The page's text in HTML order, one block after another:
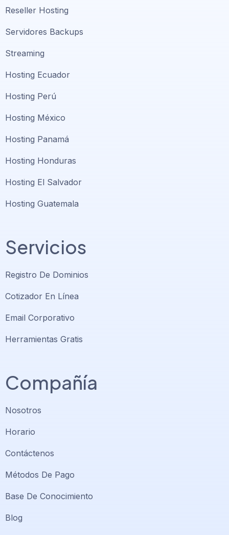
Reseller Hosting
Servidores Backups
Streaming
Hosting Ecuador
Hosting Perú
Hosting México
Hosting Panamá
Hosting Honduras
Hosting El Salvador
Hosting Guatemala
Servicios
Registro De Dominios
Cotizador En Línea
Email Corporativo
Herramientas Gratis
Compañía
Nosotros
Horario
Contáctenos
Métodos De Pago
Base De Conocimiento
Blog